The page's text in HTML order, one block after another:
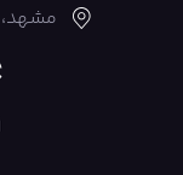
مشهد،